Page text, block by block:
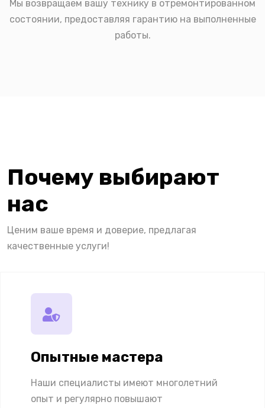
Мы возвращаем вашу технику в отремонтированном
состоянии, предоставляя гарантию на выполненные
работы.
Почему выбирают
нас
Ценим ваше время и доверие, предлагая
качественные услуги!
Опытные мастера
Наши специалисты имеют многолетний
опыт и регулярно повышают